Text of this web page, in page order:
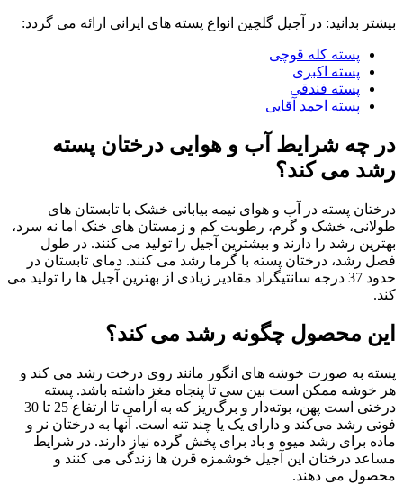
بیشتر بدانید: در آجیل گلچین انواع پسته های ایرانی ارائه می گردد:
پسته کله قوچی
پسته اکبری
پسته فندقی
پسته احمد آقایی
در چه شرایط آب و هوایی درختان پسته
رشد می کند؟
درختان پسته در آب و هوای نیمه بیابانی خشک با تابستان های
طولانی، خشک و گرم، رطوبت کم و زمستان های خنک اما نه سرد،
بهترین رشد را دارند و بیشترین آجیل را تولید می کنند. در طول
فصل رشد، درختان پسته با گرما رشد می کنند. دمای تابستان در
حدود 37 درجه سانتیگراد مقادیر زیادی از بهترین آجیل ها را تولید می
کند.
این محصول چگونه رشد می کند؟
پسته به صورت خوشه های انگور مانند روی درخت رشد می کند و
هر خوشه ممکن است بین سی تا پنجاه مغز داشته باشد. پسته
درختی است پهن، بوته‌دار و برگ‌ریز که به آرامی تا ارتفاع 25 تا 30
فوتی رشد می‌کند و دارای یک یا چند تنه است. آنها به درختان نر و
ماده برای رشد میوه و باد برای پخش گرده نیاز دارند. در شرایط
مساعد درختان این آجیل خوشمزه قرن ها زندگی می کنند و
محصول می دهند.